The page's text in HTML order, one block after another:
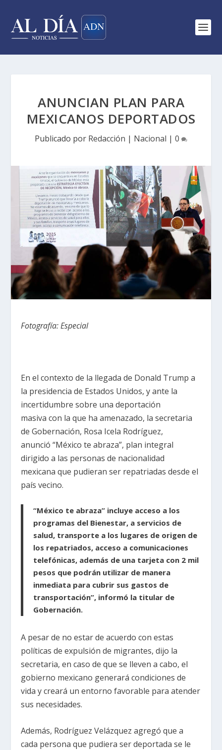
ANUNCIAN PLAN PARA
MEXICANOS DEPORTADOS
Publicado por Redacción | Nacional | 0
Fotografía: Especial
En el contexto de la llegada de Donald Trump a
la presidencia de Estados Unidos, y ante la
incertidumbre sobre una deportación
masiva con la que ha amenazado, la secretaria
de Gobernación, Rosa Icela Rodríguez,
anunció “México te abraza”, plan integral
dirigido a las personas de nacionalidad
mexicana que pudieran ser repatriadas desde el
país vecino.
“México te abraza” incluye acceso a los
programas del Bienestar, a servicios de
salud, transporte a los lugares de origen de
los repatriados, acceso a comunicaciones
telefónicas, además de una tarjeta con 2 mil
pesos que podrán utilizar de manera
inmediata para cubrir sus gastos de
transportación”, informó la titular de
Gobernación.
A pesar de no estar de acuerdo con estas
políticas de expulsión de migrantes, dijo la
secretaria, en caso de que se lleven a cabo, el
gobierno mexicano generará condiciones de
vida y creará un entorno favorable para atender
sus necesidades.
Además, Rodríguez Velázquez agregó que a
cada persona que pudiera ser deportada se le